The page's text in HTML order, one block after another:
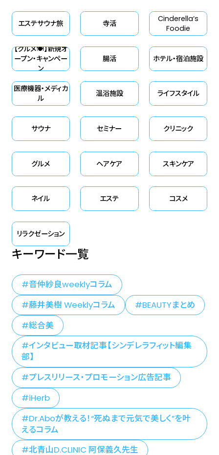
エステサウナ旅 寺活
Cinderella‘s
Foodie
【グルメ🍽】新規オ
ープン・キャンペー
ン
腸活 ホテル・宿泊施設
医療機器・メディカ
ル
温浴施設 ライフスタイル
サウナ セミナー クリニック
グルメ ヘアケア スキンケア
ネイル エステ コスメ
リラクゼーション
キーワード一覧
音仲紗良weeklyコラム
藤井美樹 Weeklyコラム
BEAUTYまとめ
総合美
インタビュー取材記事【シンデレラフィット編集
部】
プレスリリース・プロモーション広告記事
iHerb
Dr.Aboが教える！“死ぬまで元気で美しく”を叶
えるコラム
北青山D.CLINIC 阿保義久先生